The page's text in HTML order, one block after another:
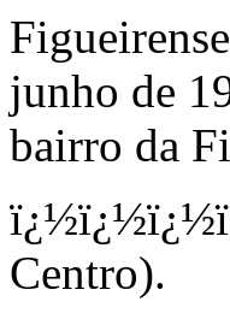
junho de
bairro da
Centro).